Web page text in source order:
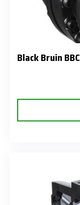
Black Bruin BBC